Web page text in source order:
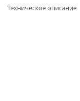
Техническое описание